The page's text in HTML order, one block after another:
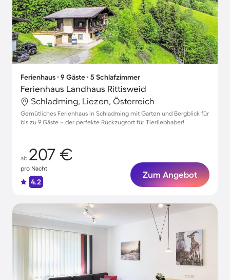
Ferienhaus ∙ 9 Gäste ∙ 5 Schlafzimmer
Ferienhaus Landhaus Rittisweid
Schladming, Liezen, Österreich
Gemütliches Ferienhaus in Schladming mit Garten und Bergblick für
bis zu 9 Gäste – der perfekte Rückzugsort für Tierliebhaber!
ab 207 €
pro Nacht
4.2
Zum Angebot